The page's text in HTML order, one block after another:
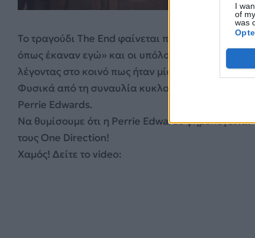
I
of
was
Το τραγούδι The End φαίνεται πως έκανε την
όπως έκαναν εγώ» και οι υπόλοιπες κοπέλες
λέγοντας στο κοινό πως ήταν μία «δύσκολη
Φυσικά από τη συναυλία κυκλοφόρησαν πλήθος
Perrie Edwards.
Να θυμίσουμε ότι η Perrie Edwards
τους One Direction!
Χαμός! Δείτε το video: